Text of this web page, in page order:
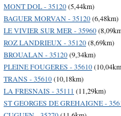
MONT DOL - 35120(5,44km)
BAGUER MORVAN - 35120(6,48km)
LE VIVIER SUR MER - 35960
ROZ LANDRIEUX - 35120(8,69km)
BROUALAN - 35120(9,34km)
PLEINE FOUGERES - 35610
TRANS - 35610(10,18km)
LA FRESNAIS - 35111 (11,29km)
ST GEORGES DE GREHAIGNE -